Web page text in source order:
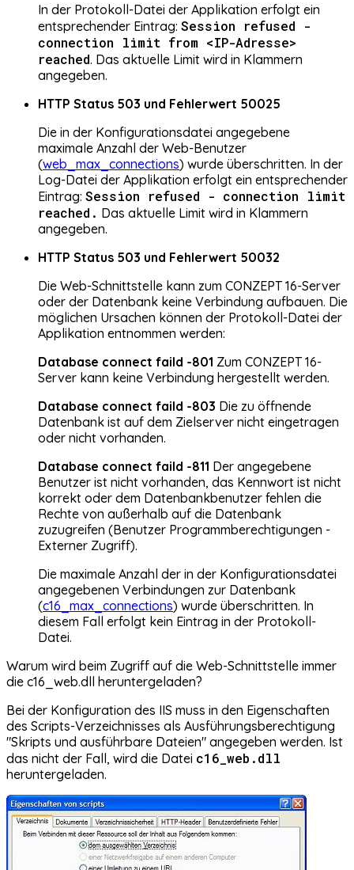
In der Protokoll-Datei der Applikation erfolgt ein
entsprechender Eintrag: Session refused -
connection limit from <IP-Adresse>
reached. Das aktuelle Limit wird in Klammern
angegeben.
HTTP Status 503 und Fehlerwert 50025
Die in der Konfigurationsdatei angegebene
maximale Anzahl der Web-Benutzer
(web_max_connections) wurde überschritten. In der
Log-Datei der Applikation erfolgt ein entsprechender
Eintrag: Session refused - connection limit
reached. Das aktuelle Limit wird in Klammern
angegeben.
HTTP Status 503 und Fehlerwert 50032
Die Web-Schnittstelle kann zum CONZEPT 16-Server
oder der Datenbank keine Verbindung aufbauen. Die
möglichen Ursachen können der Protokoll-Datei der
Applikation entnommen werden:
Database connect faild -801 Zum CONZEPT 16-
Server kann keine Verbindung hergestellt werden.
Database connect faild -803 Die zu öffnende
Datenbank ist auf dem Zielserver nicht eingetragen
oder nicht vorhanden.
Database connect faild -811 Der angegebene
Benutzer ist nicht vorhanden, das Kennwort ist nicht
korrekt oder dem Datenbankbenutzer fehlen die
Rechte von außerhalb auf die Datenbank
zuzugreifen (Benutzer Programmberechtigungen -
Externer Zugriff).
Die maximale Anzahl der in der Konfigurationsdatei
angegebenen Verbindungen zur Datenbank
(c16_max_connections) wurde überschritten. In
diesem Fall erfolgt kein Eintrag in der Protokoll-
Datei.
Warum wird beim Zugriff auf die Web-Schnittstelle immer
die c16_web.dll heruntergeladen?
Bei der Konfiguration des IIS muss in den Eigenschaften
des Scripts-Verzeichnisses als Ausführungsberechtigung
"Skripts und ausführbare Dateien" angegeben werden. Ist
das nicht der Fall, wird die Datei c16_web.dll
heruntergeladen.